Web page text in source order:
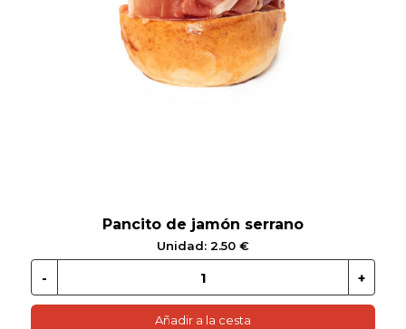
Pancito de jamón serrano
Unidad: 2.50 €
Añadir a la cesta